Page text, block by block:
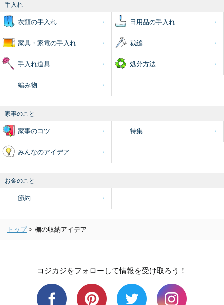
手入れ
衣類の手入れ 日用品の手入れ
家具・家電の手入れ 裁縫
手入れ道具 処分方法
編み物
家事のこと
家事のコツ 特集
みんなのアイデア
お金のこと
節約
トップ > 棚の収納アイデア
コジカジをフォローして情報を受け取ろう！